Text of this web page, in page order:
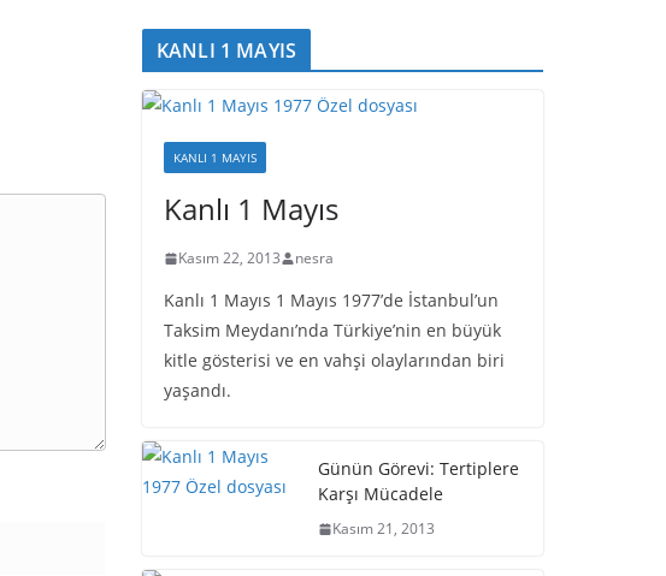
KANLI 1 MAYIS
KANLI 1 MAYIS
Kanlı 1 Mayıs
Kasım 22, 2013 nesra
Kanlı 1 Mayıs 1 Mayıs 1977’de İstanbul’un
Taksim Meydanı’nda Türkiye’nin en büyük
kitle gösterisi ve en vahşi olaylarından biri
yaşandı.
Günün Görevi: Tertiplere
Karşı Mücadele
Kasım 21, 2013